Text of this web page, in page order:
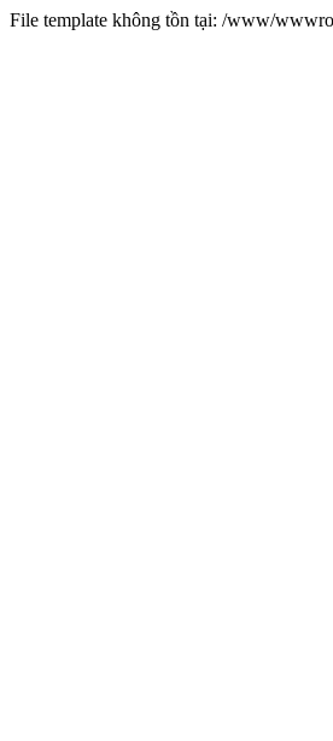
File template không tồn tại: /www/